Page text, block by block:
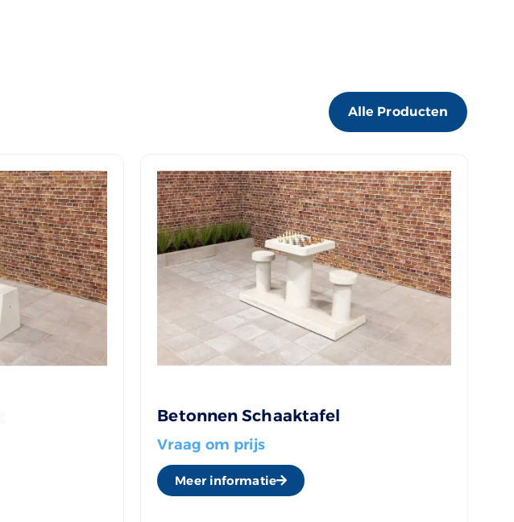
Alle Producten
Betonnen Schaaktafel
Vraag om prijs
Meer informatie